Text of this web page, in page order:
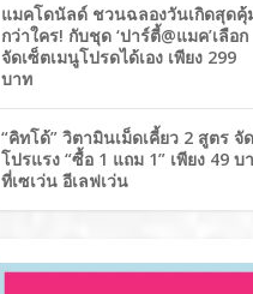
แมคโดนัลด์ ชวนฉลองวันเกิดสุดคุ้
กว่าใคร! กับชุด ‘ปาร์ตี้@แมค’เลือก
จัดเซ็ตเมนูโปรดได้เอง เพียง 299
บาท
“คิทโด้” วิตามินเม็ดเคี้ยว 2 สูตร จัด
โปรแรง “ซื้อ 1 แถม 1” เพียง 49 บ
ที่เซเว่น อีเลฟเว่น